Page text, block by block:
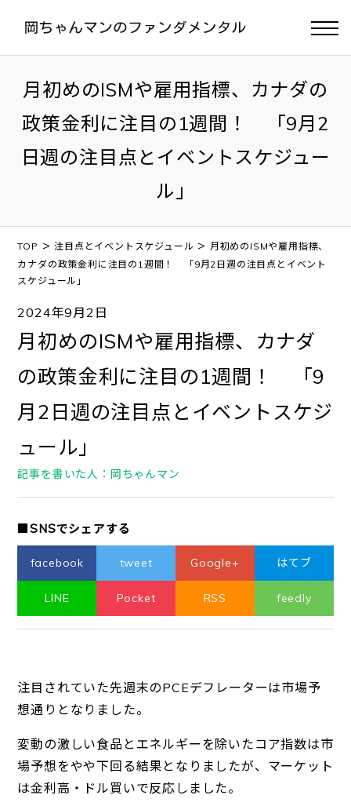
月初めのISMや雇用指標、カナダの
政策金利に注目の1週間！ 「9月2
日週の注目点とイベントスケジュー
ル」
TOP >注目点とイベントスケジュール > 月初めのISMや雇用指標、
カナダの政策金利に注目の1週間！ 「9月2日週の注目点とイベント
スケジュール」
2024年9月2日
月初めのISMや雇用指標、カナダ
の政策金利に注目の1週間！ 「9
月2日週の注目点とイベントスケジ
ュール」
記事を書いた人：岡ちゃんマン
■SNSでシェアする
facebook tweet Google+ はてブ
LINE Pocket RSS feedly
注目されていた先週末のPCEデフレーターは市場予
想通りとなりました。
変動の激しい食品とエネルギーを除いたコア指数は市
場予想をやや下回る結果となりましたが、マーケット
は金利高・ドル買いで反応しました。